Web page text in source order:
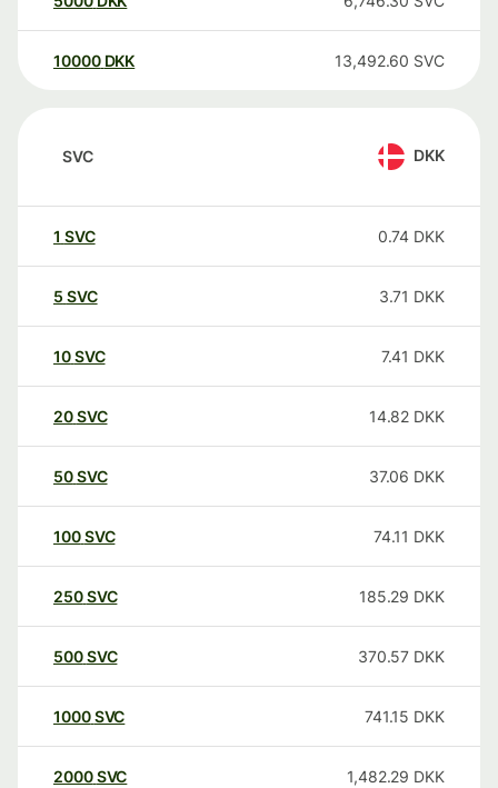
10000 DKK 13,492.60 SVC
SVC DKK
1 SVC 0.74 DKK
5 SVC 3.71 DKK
10SVC 7.41 DKK
20SVC 14.82 DKK
50SVC 37.06 DKK
100SVC 74.11 DKK
250SVC 185.29 DKK
500SVC 370.57 DKK
1000SVC 741.15 DKK
2000SVC 1,482.29 DKK